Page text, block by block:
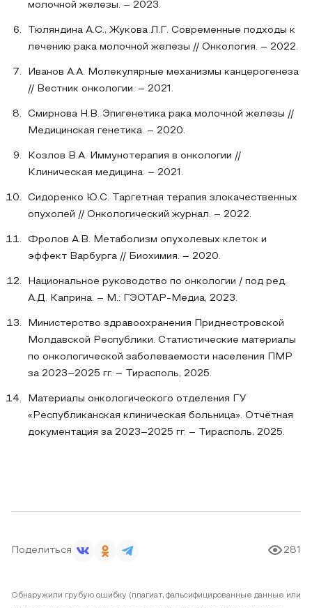
молочной железы. – 2023.
Тюляндина А.С., Жукова Л.Г. Современные подходы к
лечению рака молочной железы // Онкология. – 2022.
Иванов А.А. Молекулярные механизмы канцерогенеза
// Вестник онкологии. – 2021.
Смирнова Н.В. Эпигенетика рака молочной железы //
Медицинская генетика. – 2020.
Козлов В.А. Иммунотерапия в онкологии //
Клиническая медицина. – 2021.
Сидоренко Ю.С. Таргетная терапия злокачественных
опухолей // Онкологический журнал. – 2022.
Фролов А.В. Метаболизм опухолевых клеток и
эффект Варбурга // Биохимия. – 2020.
Национальное руководство по онкологии / под ред.
А.Д. Каприна. – М.: ГЭОТАР-Медиа, 2023.
Министерство здравоохранения Приднестровской
Молдавской Республики. Статистические материалы
по онкологической заболеваемости населения ПМР
за 2023–2025 гг. – Тирасполь, 2025.
Материалы онкологического отделения ГУ
«Республиканская клиническая больница». Отчётная
документация за 2023–2025 гг. – Тирасполь, 2025.
Поделиться 281
Обнаружили грубую ошибку (плагиат, фальсифицированные данные или